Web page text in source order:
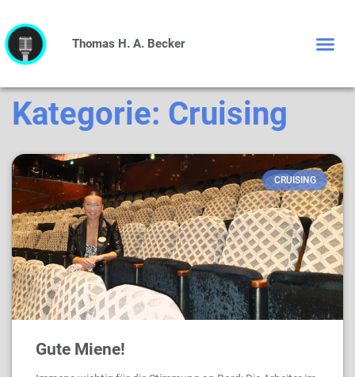
Thomas H. A. Becker
Kategorie: Cruising
CRUISING
Gute Miene!